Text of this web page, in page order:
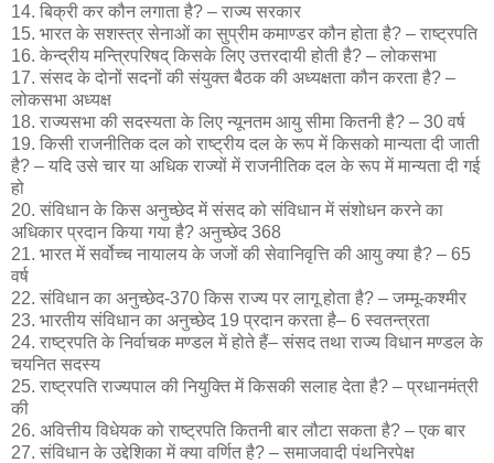
14. बिक्री कर कौन लगाता है? – राज्य सरकार
15. भारत के सशस्त्र सेनाओं का सुप्रीम कमाण्डर कौन होता है? – राष्ट्रपति
16. केन्द्रीय मन्त्रिपरिषद् किसके लिए उत्तरदायी होती है? – लोकसभा
17. संसद के दोनों सदनों की संयुक्त बैठक की अध्यक्षता कौन करता है? –
लोकसभा अध्यक्ष
18. राज्यसभा की सदस्यता के लिए न्यूनतम आयु सीमा कितनी है? – 30 वर्ष
19. किसी राजनीतिक दल को राष्ट्रीय दल के रूप में किसको मान्यता दी जाती
है? – यदि उसे चार या अधिक राज्यों में राजनीतिक दल के रूप में मान्यता दी गई
हो
20. संविधान के किस अनुच्छेद में संसद को संविधान में संशोधन करने का
अधिकार प्रदान किया गया है? अनुच्छेद 368
21. भारत में सर्वोच्च नायालय के जजों की सेवानिवृत्ति की आयु क्या है? – 65
वर्ष
22. संविधान का अनुच्छेद-370 किस राज्य पर लागू होता है? – जम्मू-कश्मीर
23. भारतीय संविधान का अनुच्छेद 19 प्रदान करता है– 6 स्वतन्त्रता
24. राष्ट्रपति के निर्वाचक मण्डल में होते हैं– संसद तथा राज्य विधान मण्डल के
चयनित सदस्य
25. राष्ट्रपति राज्यपाल की नियुक्ति में किसकी सलाह देता है? – प्रधानमंत्री
की
26. अवित्तीय विधेयक को राष्ट्रपति कितनी बार लौटा सकता है? – एक बार
27. संविधान के उद्देशिका में क्या वर्णित है? – समाजवादी पंथनिरपेक्ष